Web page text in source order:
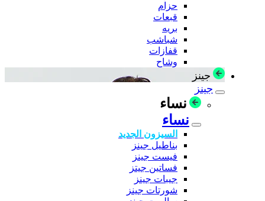
حزام
قبعات
بريه
شباشب
قفازات
وشاح
جينز
جينز
نساء
نساء
السيزون الجديد
بناطيل جينز
فيست جينز
فساتين جيتز
جيبات جينز
شورتات جينز